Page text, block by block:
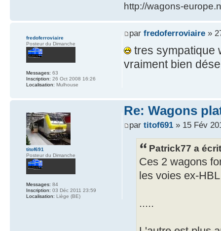
http://wagons-
par fredoferroviaire»
tres sympatique
vraiment bien
fredoferroviaire
Posteur du Dimanche
Messages: 63
Inscription: 26 Oct 2008 16:26
Localisation: Mulhouse
Re: Wagons
par titof691» 15 Fév
Patrick77 a
Ces 2 wagons
les voies ex-
.....
titof691
Posteur du Dimanche
Messages: 84
Inscription: 03 Déc 2011 23:59
Localisation: Liège (BE)